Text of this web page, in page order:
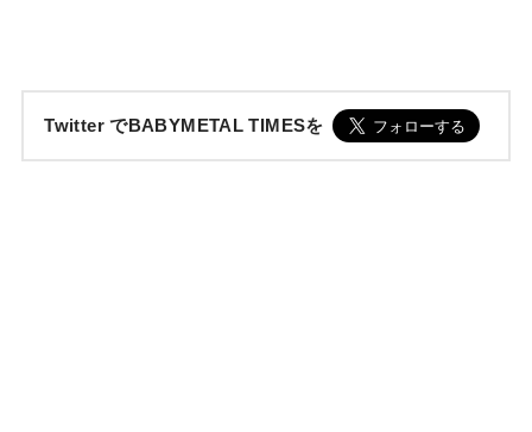
Twitter でBABYMETAL TIMESを